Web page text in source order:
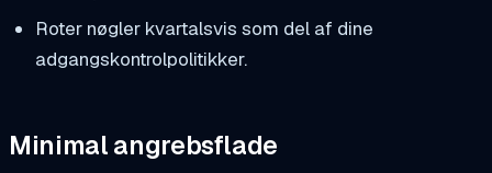
Roter nøgler kvartalsvis som del af dine
adgangskontrolpolitikker.
Minimal angrebsflade